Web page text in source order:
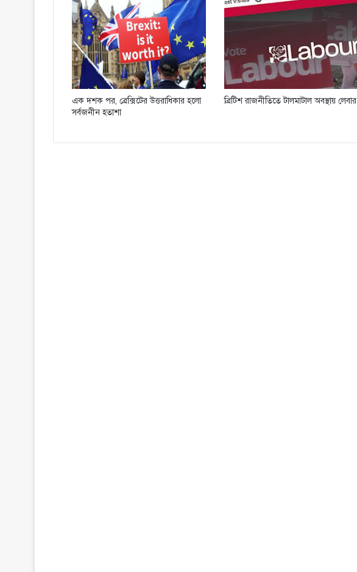
এক দশক পর, ব্রেক্সিটের উত্তরাধিকার হলো
সর্বজনীন হতাশা
ব্রিটিশ রাজনীতিতে টালমাটাল অবস্থায় লেবার